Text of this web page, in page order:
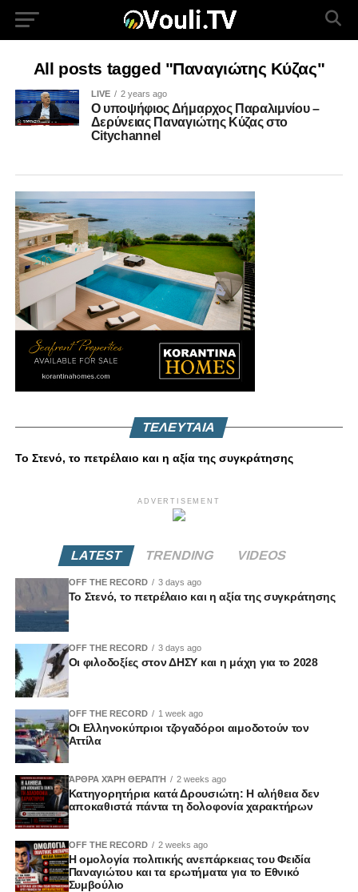
All posts tagged "Παναγιώτης Κύζας"
LIVE 2 years ago
Ο υποψήφιος Δήμαρχος Παραλιμνίου –
Δερύνειας Παναγιώτης Κύζας στο
Citychannel
ΤΕΛΕΥΤΑΙΑ
Το Στενό, το πετρέλαιο και η αξία της συγκράτησης
ADVERTISEMENT
LATEST TRENDING VIDEOS
OFF THE RECORD 3 days ago
Το Στενό, το πετρέλαιο και η αξία της συγκράτησης
OFF THE RECORD 3 days ago
Οι φιλοδοξίες στον ΔΗΣΥ και η μάχη για το 2028
OFF THE RECORD 1 week ago
Οι Ελληνοκύπριοι τζογαδόροι αιμοδοτούν τον
Αττίλα
ΆΡΘΡΑ ΧΆΡΗ ΘΕΡΑΠΉ 2 weeks ago
Κατηγορητήρια κατά Δρουσιώτη: Η αλήθεια δεν
αποκαθιστά πάντα τη δολοφονία χαρακτήρων
OFF THE RECORD 2 weeks ago
Η ομολογία πολιτικής ανεπάρκειας του Φειδία
Παναγιώτου και τα ερωτήματα για το Εθνικό
Συμβούλιο